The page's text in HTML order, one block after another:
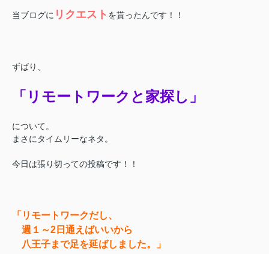
当ブログに リクエスト を貰ったんです！！
ずばり、
「リモートワークと家探し」
について。
まさにタイムリーなネタ。
今日は張り切っての投稿です！！
「リモートワークだし、
週１～2日通えばいいから
八王子まで足を延ばしました。」